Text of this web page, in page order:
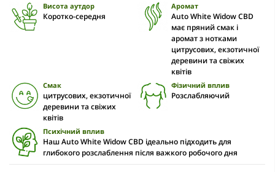
Висота аутдор
Коротко-середня
Аромат
Auto White Widow CBD
має пряний смак і
аромат з нотками
цитрусових, екзотичної
деревини та свіжих
квітів
Смак
цитрусових, екзотичної
деревини та свіжих
квітів
Фізичний вплив
Розслабляючий
Психічний вплив
Наш Auto White Widow CBD ідеально підходить для
глибокого розслаблення після важкого робочого дня